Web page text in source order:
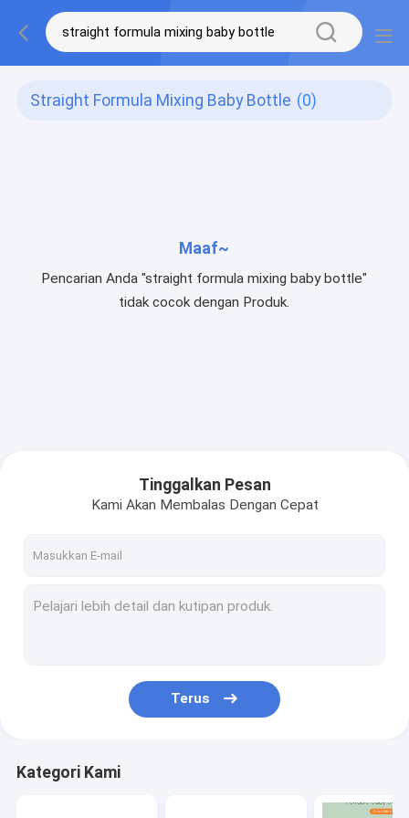
Straight Formula Mixing Baby Bottle (0)
Maaf~
Pencarian Anda "straight formula mixing baby bottle"
tidak cocok dengan Produk.
Tinggalkan Pesan
Kami Akan Membalas Dengan Cepat
Terus
Kategori Kami